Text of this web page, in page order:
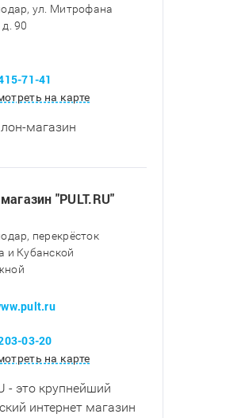
ул. Митрофана
90
71-41
на карте
магазин
"PULT.RU"
перекрёсток
и Кубанской
03-20
на карте
- это крупнейший
интернет магазин